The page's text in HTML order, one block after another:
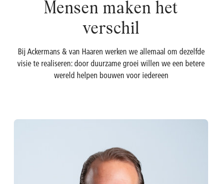
Mensen maken het
verschil
Bij Ackermans & van Haaren werken we allemaal om dezelfde
visie te realiseren: door duurzame groei willen we een betere
wereld helpen bouwen voor iedereen
Turbo's Hoet Group
Van Moer Logistics
VKC Nuts
Investeringscalculator
Aandeelhoudersstructuur